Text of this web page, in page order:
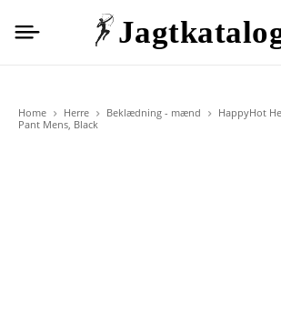
Home Herre Beklædning - mænd
HappyHot
Pant Mens, Black